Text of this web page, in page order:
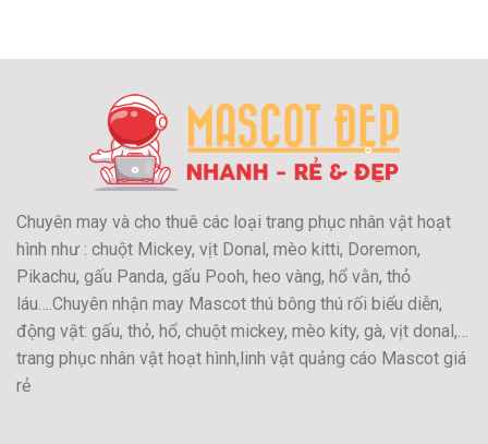
Chuyên may và cho thuê các loại trang phục nhân vật hoạt
hình như : chuột Mickey, vịt Donal, mèo kitti, Doremon,
Pikachu, gấu Panda, gấu Pooh, heo vàng, hổ vằn, thỏ
láu….Chuyên nhận may Mascot thú bông thú rối biểu diễn,
động vật: gấu, thỏ, hổ, chuột mickey, mèo kity, gà, vịt donal,…
trang phục nhân vật hoạt hình,linh vật quảng cáo Mascot giá
rẻ